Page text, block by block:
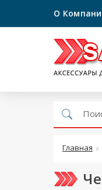
О
Главная